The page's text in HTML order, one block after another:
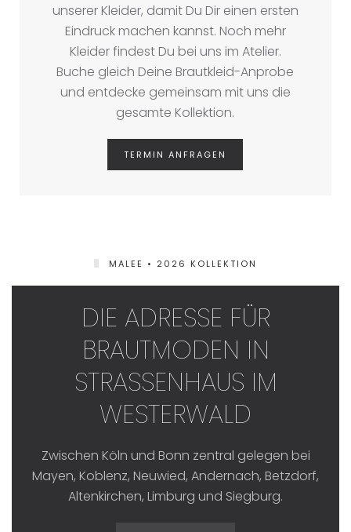
unserer Kleider, damit Du Dir einen ersten
Eindruck machen kannst. Noch mehr
Kleider findest Du bei uns im Atelier.
Buche gleich Deine Brautkleid-Anprobe
und entdecke gemeinsam mit uns die
gesamte Kollektion.
TERMIN ANFRAGEN
MALEE • 2026 KOLLEKTION
DIE ADRESSE FÜR
BRAUTMODEN IN
STRASSENHAUS IM W
ESTERWALD
Zwischen Köln und Bonn zentral gelegen bei
Mayen, Koblenz, Neuwied, Andernach, Betzdorf,
Altenkirchen, Limburg und Siegburg.